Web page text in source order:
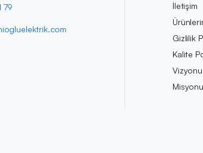
79
İletişim
Gizlilik
Kalite